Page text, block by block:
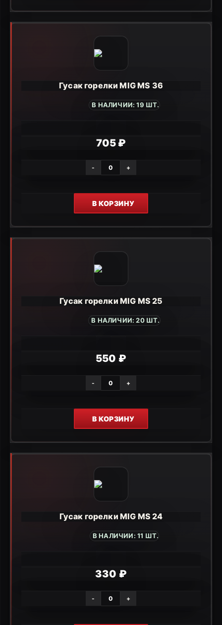
Гусак горелки MIG MS 36
В НАЛИЧИИ: 19 ШТ.
705 ₽
- +
В КОРЗИНУ
Гусак горелки MIG MS 25
В НАЛИЧИИ: 20 ШТ.
550 ₽
- +
В КОРЗИНУ
Гусак горелки MIG MS 24
В НАЛИЧИИ: 11 ШТ.
330 ₽
- +